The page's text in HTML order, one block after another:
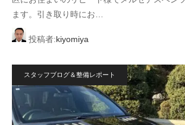
ます。引き取り時にお…
投稿者:kiyomiya
スタッフブログ＆整備レポート